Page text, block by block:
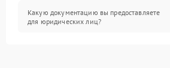
Какую документацию вы предоставляете
для юридических лиц?